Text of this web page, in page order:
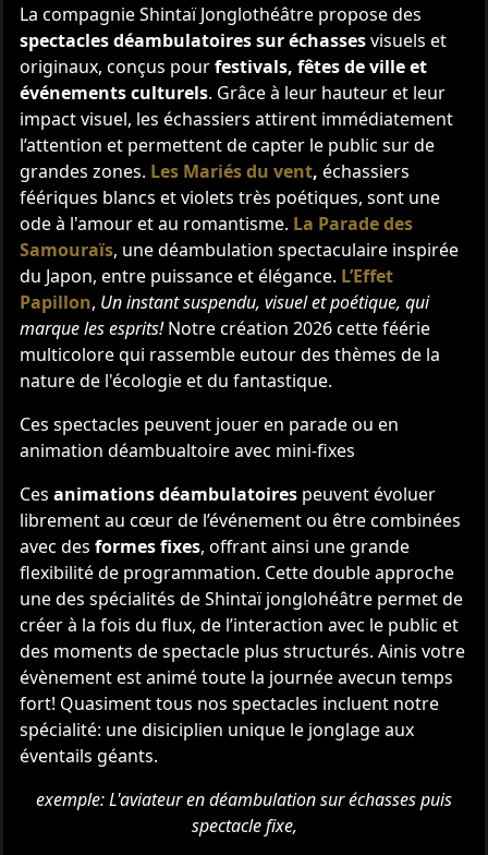
La compagnie Shintaï Jonglothéâtre propose des
spectacles déambulatoires sur échassesvisuels et
originaux, conçus pourfestivals, fêtes de ville et
événements culturels. Grâce à leur hauteur et leur
impact visuel, les échassiers attirent immédiatement
l’attention et permettent de capter le public sur de
grandes zones. Les Mariés du vent, échassiers
féériques blancs et violets très poétiques, sont une
ode à l'amour et au romantisme. La Parade des
Samouraïs, une déambulation spectaculaire inspirée
du Japon, entre puissance et élégance. L’Effet
Papillon, Un instant suspendu, visuel et poétique, qui
marque les esprits!Notre création 2026 cette féérie
multicolore qui rassemble eutour des thèmes de la
nature de l'écologie et du fantastique.
Ces spectacles peuvent jouer en parade ou en
animation déambualtoire avec mini-fixes
Ces animations déambulatoires peuvent évoluer
librement au cœur de l’événement ou être combinées
avec des formes fixes, offrant ainsi une grande
flexibilité de programmation. Cette double approche
une des spécialités de Shintaï jonglohéâtre permet de
créer à la fois du flux, de l’interaction avec le public et
des moments de spectacle plus structurés. Ainis votre
évènement est animé toute la journée avecun temps
fort! Quasiment tous nos spectacles incluent notre
spécialité: une disiciplien unique le jonglage aux
éventails géants.
exemple: L'aviateur en déambulation sur échasses puis
spectacle fixe,